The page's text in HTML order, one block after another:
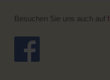
Besuchen Sie uns auch auf